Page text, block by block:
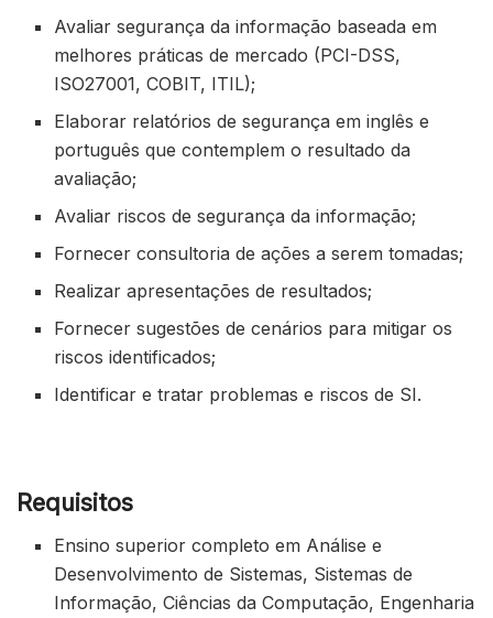
Avaliar segurança da informação baseada em
melhores práticas de mercado (PCI-DSS,
ISO27001, COBIT, ITIL);
Elaborar relatórios de segurança em inglês e
português que contemplem o resultado da
avaliação;
Avaliar riscos de segurança da informação;
Fornecer consultoria de ações a serem tomadas;
Realizar apresentações de resultados;
Fornecer sugestões de cenários para mitigar os
riscos identificados;
Identificar e tratar problemas e riscos de SI.
Requisitos
Ensino superior completo em Análise e
Desenvolvimento de Sistemas, Sistemas de
Informação, Ciências da Computação, Engenharia